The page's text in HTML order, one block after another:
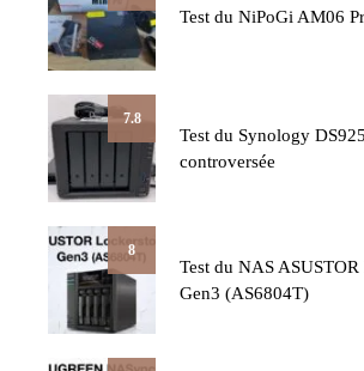
Test du NiPoGi AM06
7.8
Test du Synology
controversée
8
Test du NAS
Gen3 (AS6804T)